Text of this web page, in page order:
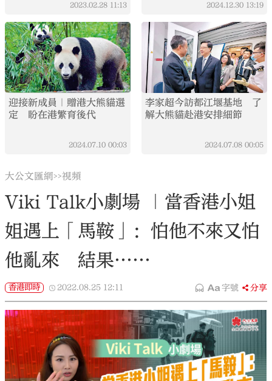
2023.02.28 11:13 2024.12.30 13:19
迎接新成員｜贈港大熊貓選
定 盼在港繁育後代
2024.07.10 00:03
李家超今訪都江堰基地 了
解大熊貓赴港安排細節
2024.07.08 00:05
大公文匯網>>視頻
Viki Talk小劇場 ｜當香港小姐
姐遇上「馬鞍」：怕他不來又怕
他亂來 結果……
香港即時 2022.08.25 12:11 字號 分享